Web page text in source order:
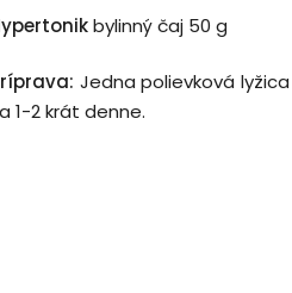
bylinný čaj 50 g
Jedna polievková
1-2 krát denne.